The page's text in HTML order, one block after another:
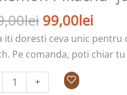
lei 129,00lei.
99,00lei
iti doresti ceva unic
Pe comanda, poti chiar
+